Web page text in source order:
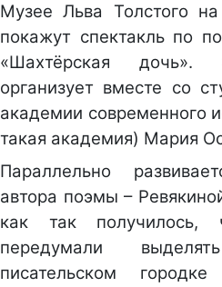
Музее Льва Толстого
покажут спектакль по
«Шахтёрская дочь».
организует вместе со
академии современного
такая академия) Мария
Параллельно
автора поэмы –
как так получилось,
передумали
писательском